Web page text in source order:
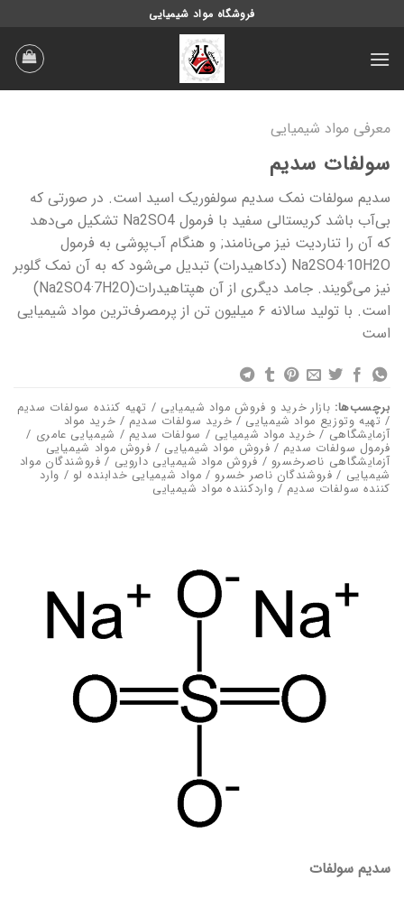
content
فروشگاه مواد شیمیایی
معرفی مواد شیمیایی
سولفات سدیم
سدیم سولفات نمک سدیم سولفوریک اسید است. در صورتی که
بی‌آب باشد کریستالی سفید با فرمول Na2SO4 تشکیل می‌دهد
که آن را تناردیت نیز می‌نامند; و هنگام آب‌پوشی به فرمول
Na2SO4·10H2O (دکاهیدرات) تبدیل می‌شود که به آن نمک گلوبر
نیز می‌گویند. جامد دیگری از آن هپتاهیدرات(Na2SO4·7H2O)
است. با تولید سالانه ۶ میلیون تن از پرمصرف‌ترین مواد شیمیایی
است
برچسب‌ها: بازار خرید و فروش مواد شیمیایی / تهیه کننده سولفات سدیم
/ تهیه وتوزیع مواد شیمیایی / خرید سولفات سدیم / خرید مواد
آزمایشگاهی / خرید مواد شیمیایی / سولفات سدیم / شیمیایی عامری /
فرمول سولفات سدیم / فروش مواد شیمیایی / فروش مواد شیمیایی
آزمایشگاهی ناصرخسرو / فروش مواد شیمیایی دارویی / فروشندگان مواد
شیمیایی / فروشندگان ناصر خسرو / مواد شیمیایی خدابنده لو / وارد
کننده سولفات سدیم / واردکننده مواد شیمیایی
سدیم سولفات